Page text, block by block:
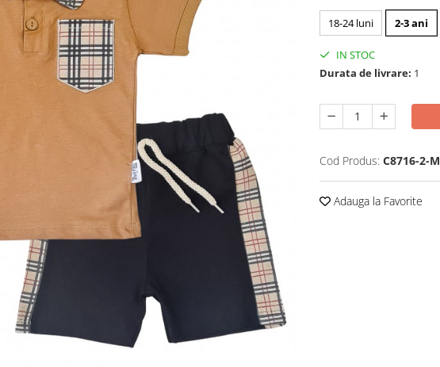
18-24 luni 2-3 ani
IN STOC
Durata de livrare: 1
Cod Produs: C8716-2-M
Adauga la Favorite